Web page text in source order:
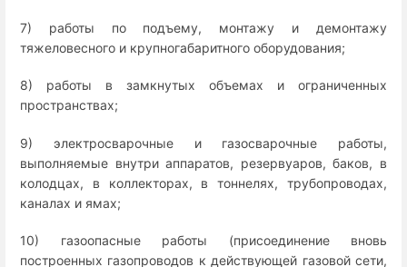
7) работы по подъему, монтажу и демонтажу
тяжеловесного и крупногабаритного оборудования;
8) работы в замкнутых объемах и ограниченных
пространствах;
9) электросварочные и газосварочные работы,
выполняемые внутри аппаратов, резервуаров, баков, в
колодцах, в коллекторах, в тоннелях, трубопроводах,
каналах и ямах;
10) газоопасные работы (присоединение вновь
построенных газопроводов к действующей газовой сети,